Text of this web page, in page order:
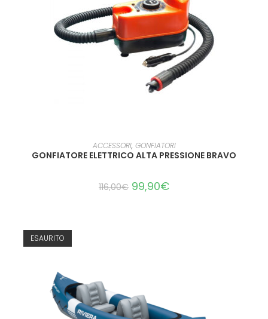
LEGGI TUTTO
ACCESSORI, GONFIATORI
GONFIATORE ELETTRICO ALTA PRESSIONE BRAVO
116,00€ 99,90€
ESAURITO